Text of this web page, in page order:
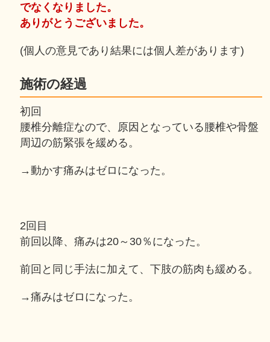
でなくなりました。
ありがとうございました。
(個人の意見であり結果には個人差があります)
施術の経過
初回
腰椎分離症なので、原因となっている腰椎や骨盤
周辺の筋緊張を緩める。
→動かす痛みはゼロになった。
2回目
前回以降、痛みは20～30％になった。
前回と同じ手法に加えて、下肢の筋肉も緩める。
→痛みはゼロになった。